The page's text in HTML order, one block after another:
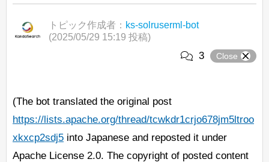
トピック作成者： ks-solruserml-bot
(2025/05/29 15:19 投稿)
3 Close
(The bot translated the original post
https://lists.apache.org/thread/tcwkdr1crjo678jm5ltroo
xkxcp2sdj5 into Japanese and reposted it under
Apache License 2.0. The copyright of posted content